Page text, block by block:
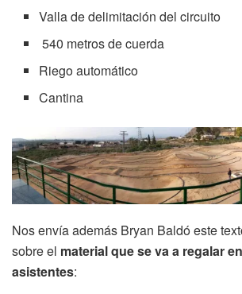
Valla de delimitación del circuito
540 metros de cuerda
Riego automático
Cantina
Nos envía además Bryan Baldó este
sobre el material que se va a regalar
asistentes: